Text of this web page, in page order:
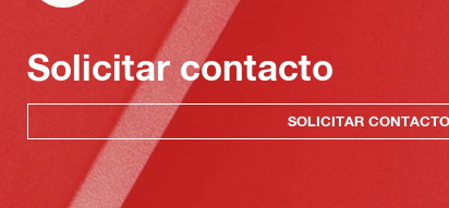
Solicitar contacto
SOLICITAR CONTACTO